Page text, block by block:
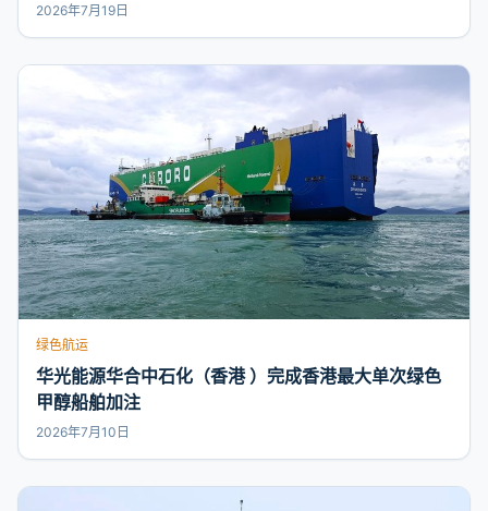
2026年7月19日
绿色航运
华光能源华合中石化（香港 ）完成香港最大单次绿色
甲醇船舶加注
2026年7月10日